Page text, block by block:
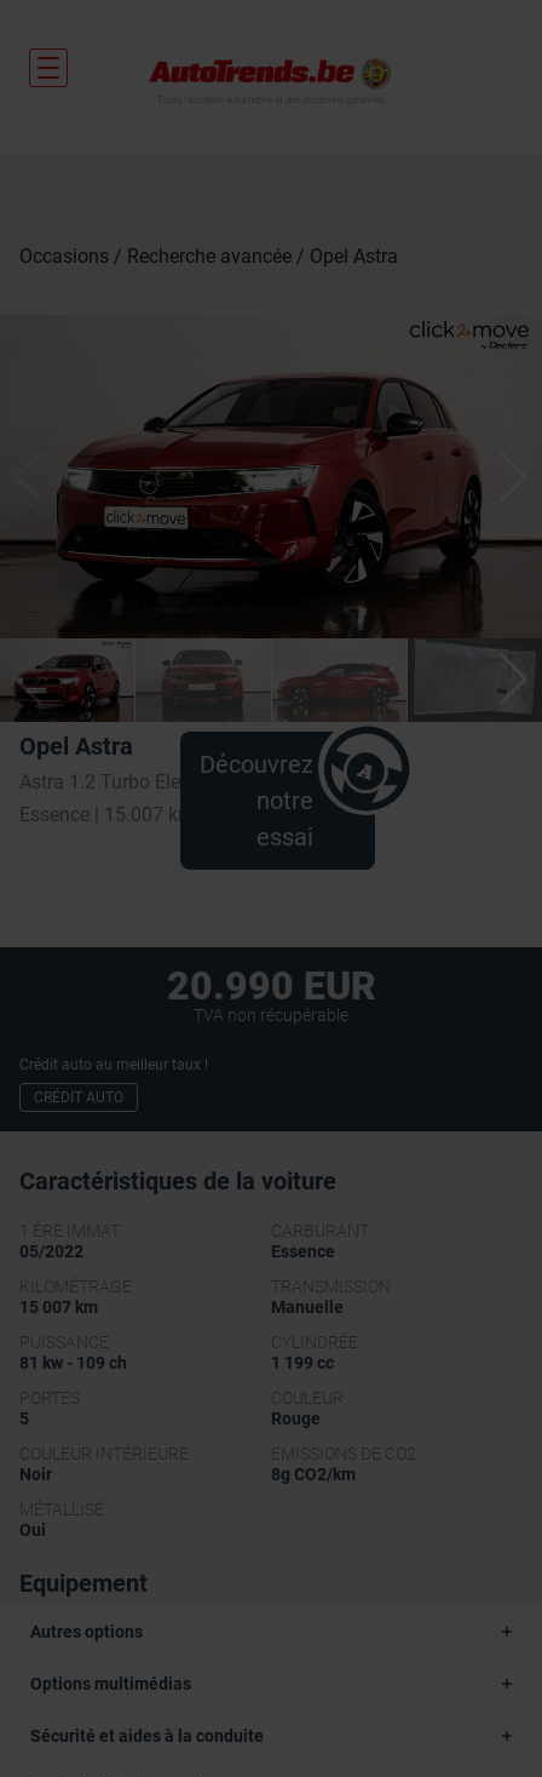
Occasions Recherche avancée Opel Astra
Opel Astra
Astra 1.2 Turbo Elegance S/S
Essence | 15.007 km | 2022
Découvrez
notre
essai
20.990 EUR
TVA non récupérable
Crédit auto au meilleur taux !
CRÉDIT AUTO
Caractéristiques de la voiture
1 ÉRE IMMAT
05/2022
CARBURANT
Essence
KILOMÉTRAGE
15 007 km
TRANSMISSION
Manuelle
PUISSANCE
81 kw - 109 ch
CYLINDRÉE
1 199 cc
PORTES
5
COULEUR
Rouge
COULEUR INTÉRIEURE
Noir
EMISSIONS DE CO2
8g CO2/km
MÉTALLISÉ
Oui
Equipement
Autres options
Options multimédias
Sécurité et aides à la conduite